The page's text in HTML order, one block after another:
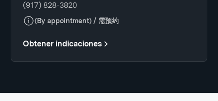
(917) 828-3820
(By appointment) / 需预约
Obtener indicaciones